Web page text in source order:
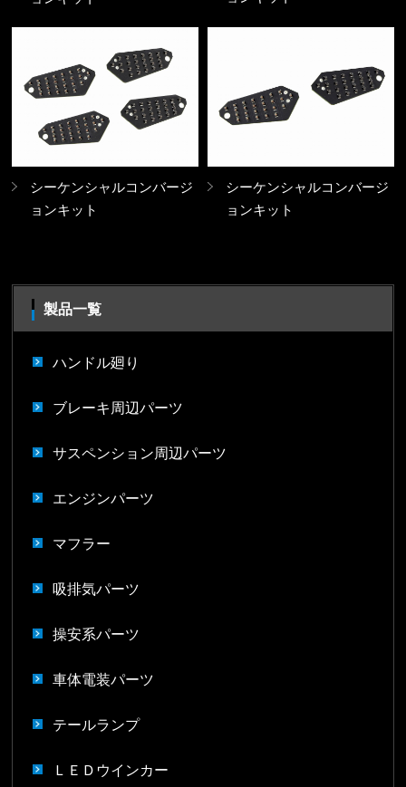
シーケンシャルコンバージ
ョンキット
シーケンシャルコンバージ
ョンキット
製品一覧
ハンドル廻り
ブレーキ周辺パーツ
サスペンション周辺パーツ
エンジンパーツ
マフラー
吸排気パーツ
操安系パーツ
車体電装パーツ
テールランプ
ＬＥＤウインカー